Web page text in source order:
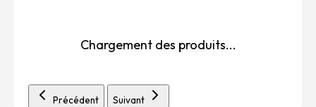
Chargement des produits...
Précédent Suivant